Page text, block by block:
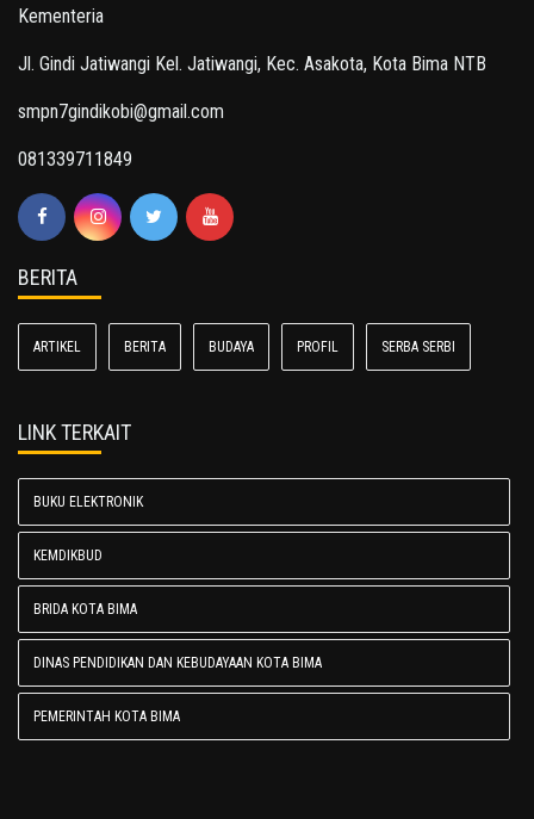
Kementeria
Jl. Gindi Jatiwangi Kel. Jatiwangi, Kec. Asakota, Kota Bima NTB
smpn7gindikobi@gmail.com
081339711849
BERITA
ARTIKEL BERITA BUDAYA PROFIL SERBA SERBI
LINK TERKAIT
BUKU ELEKTRONIK
KEMDIKBUD
BRIDA KOTA BIMA
DINAS PENDIDIKAN DAN KEBUDAYAAN KOTA BIMA
PEMERINTAH KOTA BIMA